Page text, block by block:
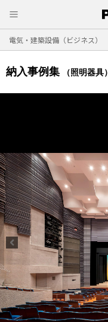
電気・建築設備（ビジネス）
納入事例集 （照明器具）